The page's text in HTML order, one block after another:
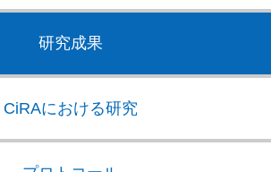
研究成果
CiRAにおける研究